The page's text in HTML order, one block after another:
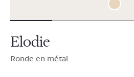
Elodie
Ronde en métal